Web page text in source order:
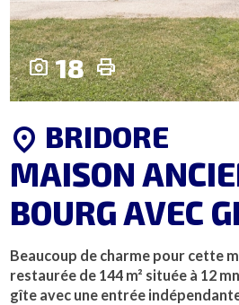
photo_camera18print
location_on BRIDORE
MAISON
BOURG AVEC
Beaucoup de charme pour cette
restaurée de 144 m² située à 12
gîte avec une entrée